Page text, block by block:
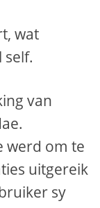
wat
self.
van
werd om te
uitgereik
sy